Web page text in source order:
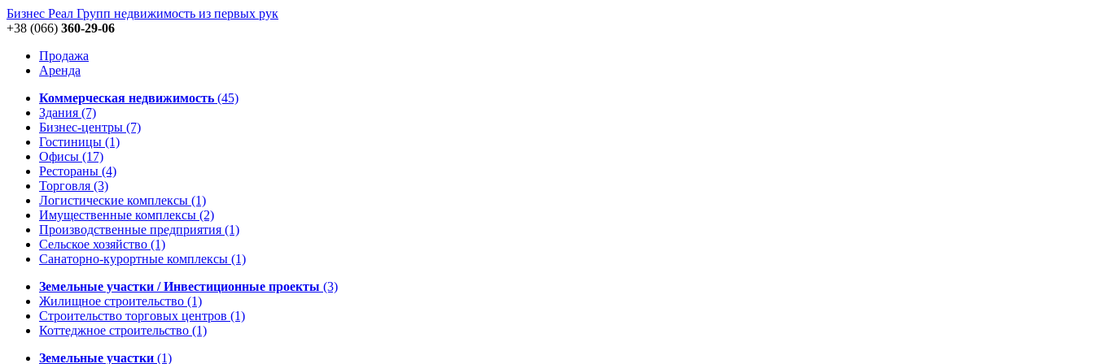
Бизнес Реал Групп недвижимость из первых рук
+38 (066) 360-29-06
Продажа
Аренда
Коммерческая недвижимость (45)
Здания (7)
Бизнес-центры (7)
Гостиницы (1)
Офисы (17)
Рестораны (4)
Торговля (3)
Логистические комплексы (1)
Имущественные комплексы (2)
Производственные предприятия (1)
Сельское хозяйство (1)
Санаторно-курортные комплексы (1)
Земельные участки / Инвестиционные проекты (3)
Жилищное строительство (1)
Строительство торговых центров (1)
Коттеджное строительство (1)
Земельные участки (1)